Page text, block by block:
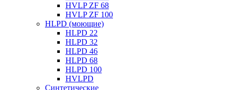
HVLP ZF 68
HVLP ZF 100
HLPD (моющие)
HLPD 22
HLPD 32
HLPD 46
HLPD 68
HLPD 100
HVLPD
Синтетические